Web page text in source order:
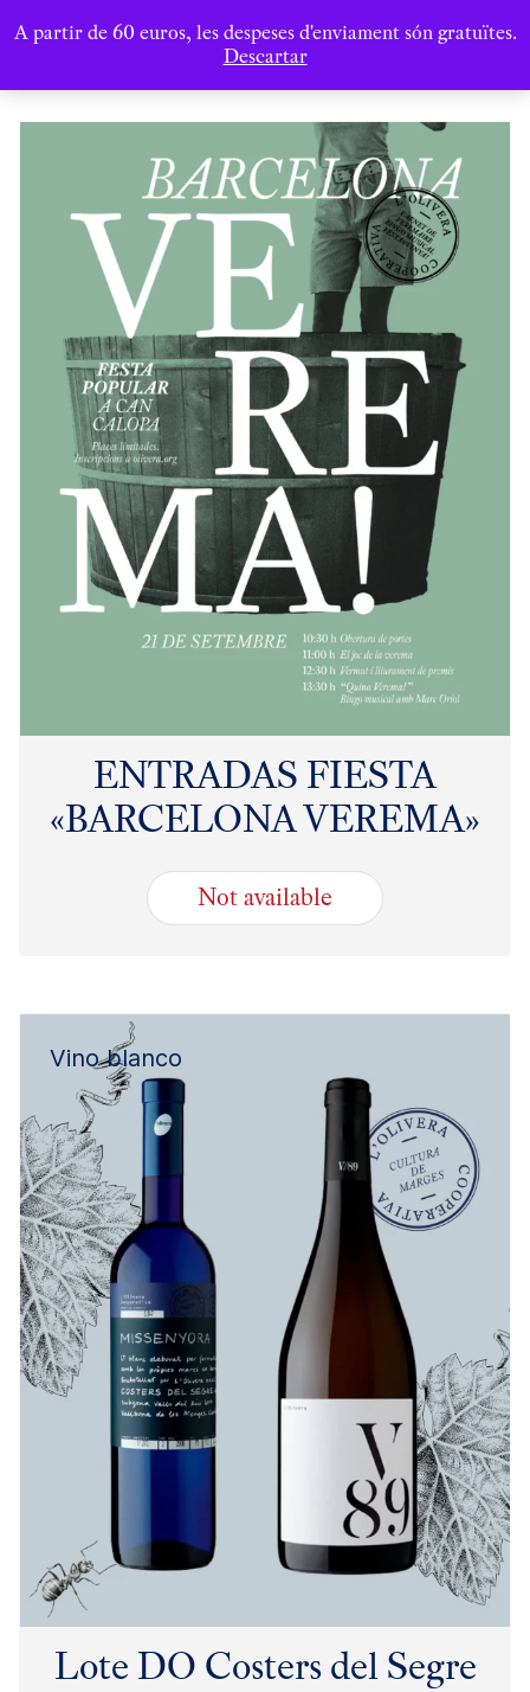
A partir de 60 euros, les despeses d'enviament són gratuïtes.
Descartar
ENTRADAS FIESTA
«BARCELONA VEREMA»
18.00€
Not available
Lote DO Costers del Segre
Vino blanco